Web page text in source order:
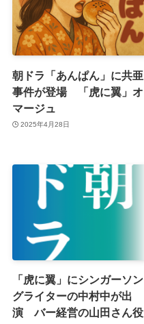
朝ドラ「あんぱん」に共亜
事件が登場 「虎に翼」オ
マージュ
2025年4月28日
「虎に翼」にシンガーソン
グライターの中村中が出
演 バー経営の山田さん役